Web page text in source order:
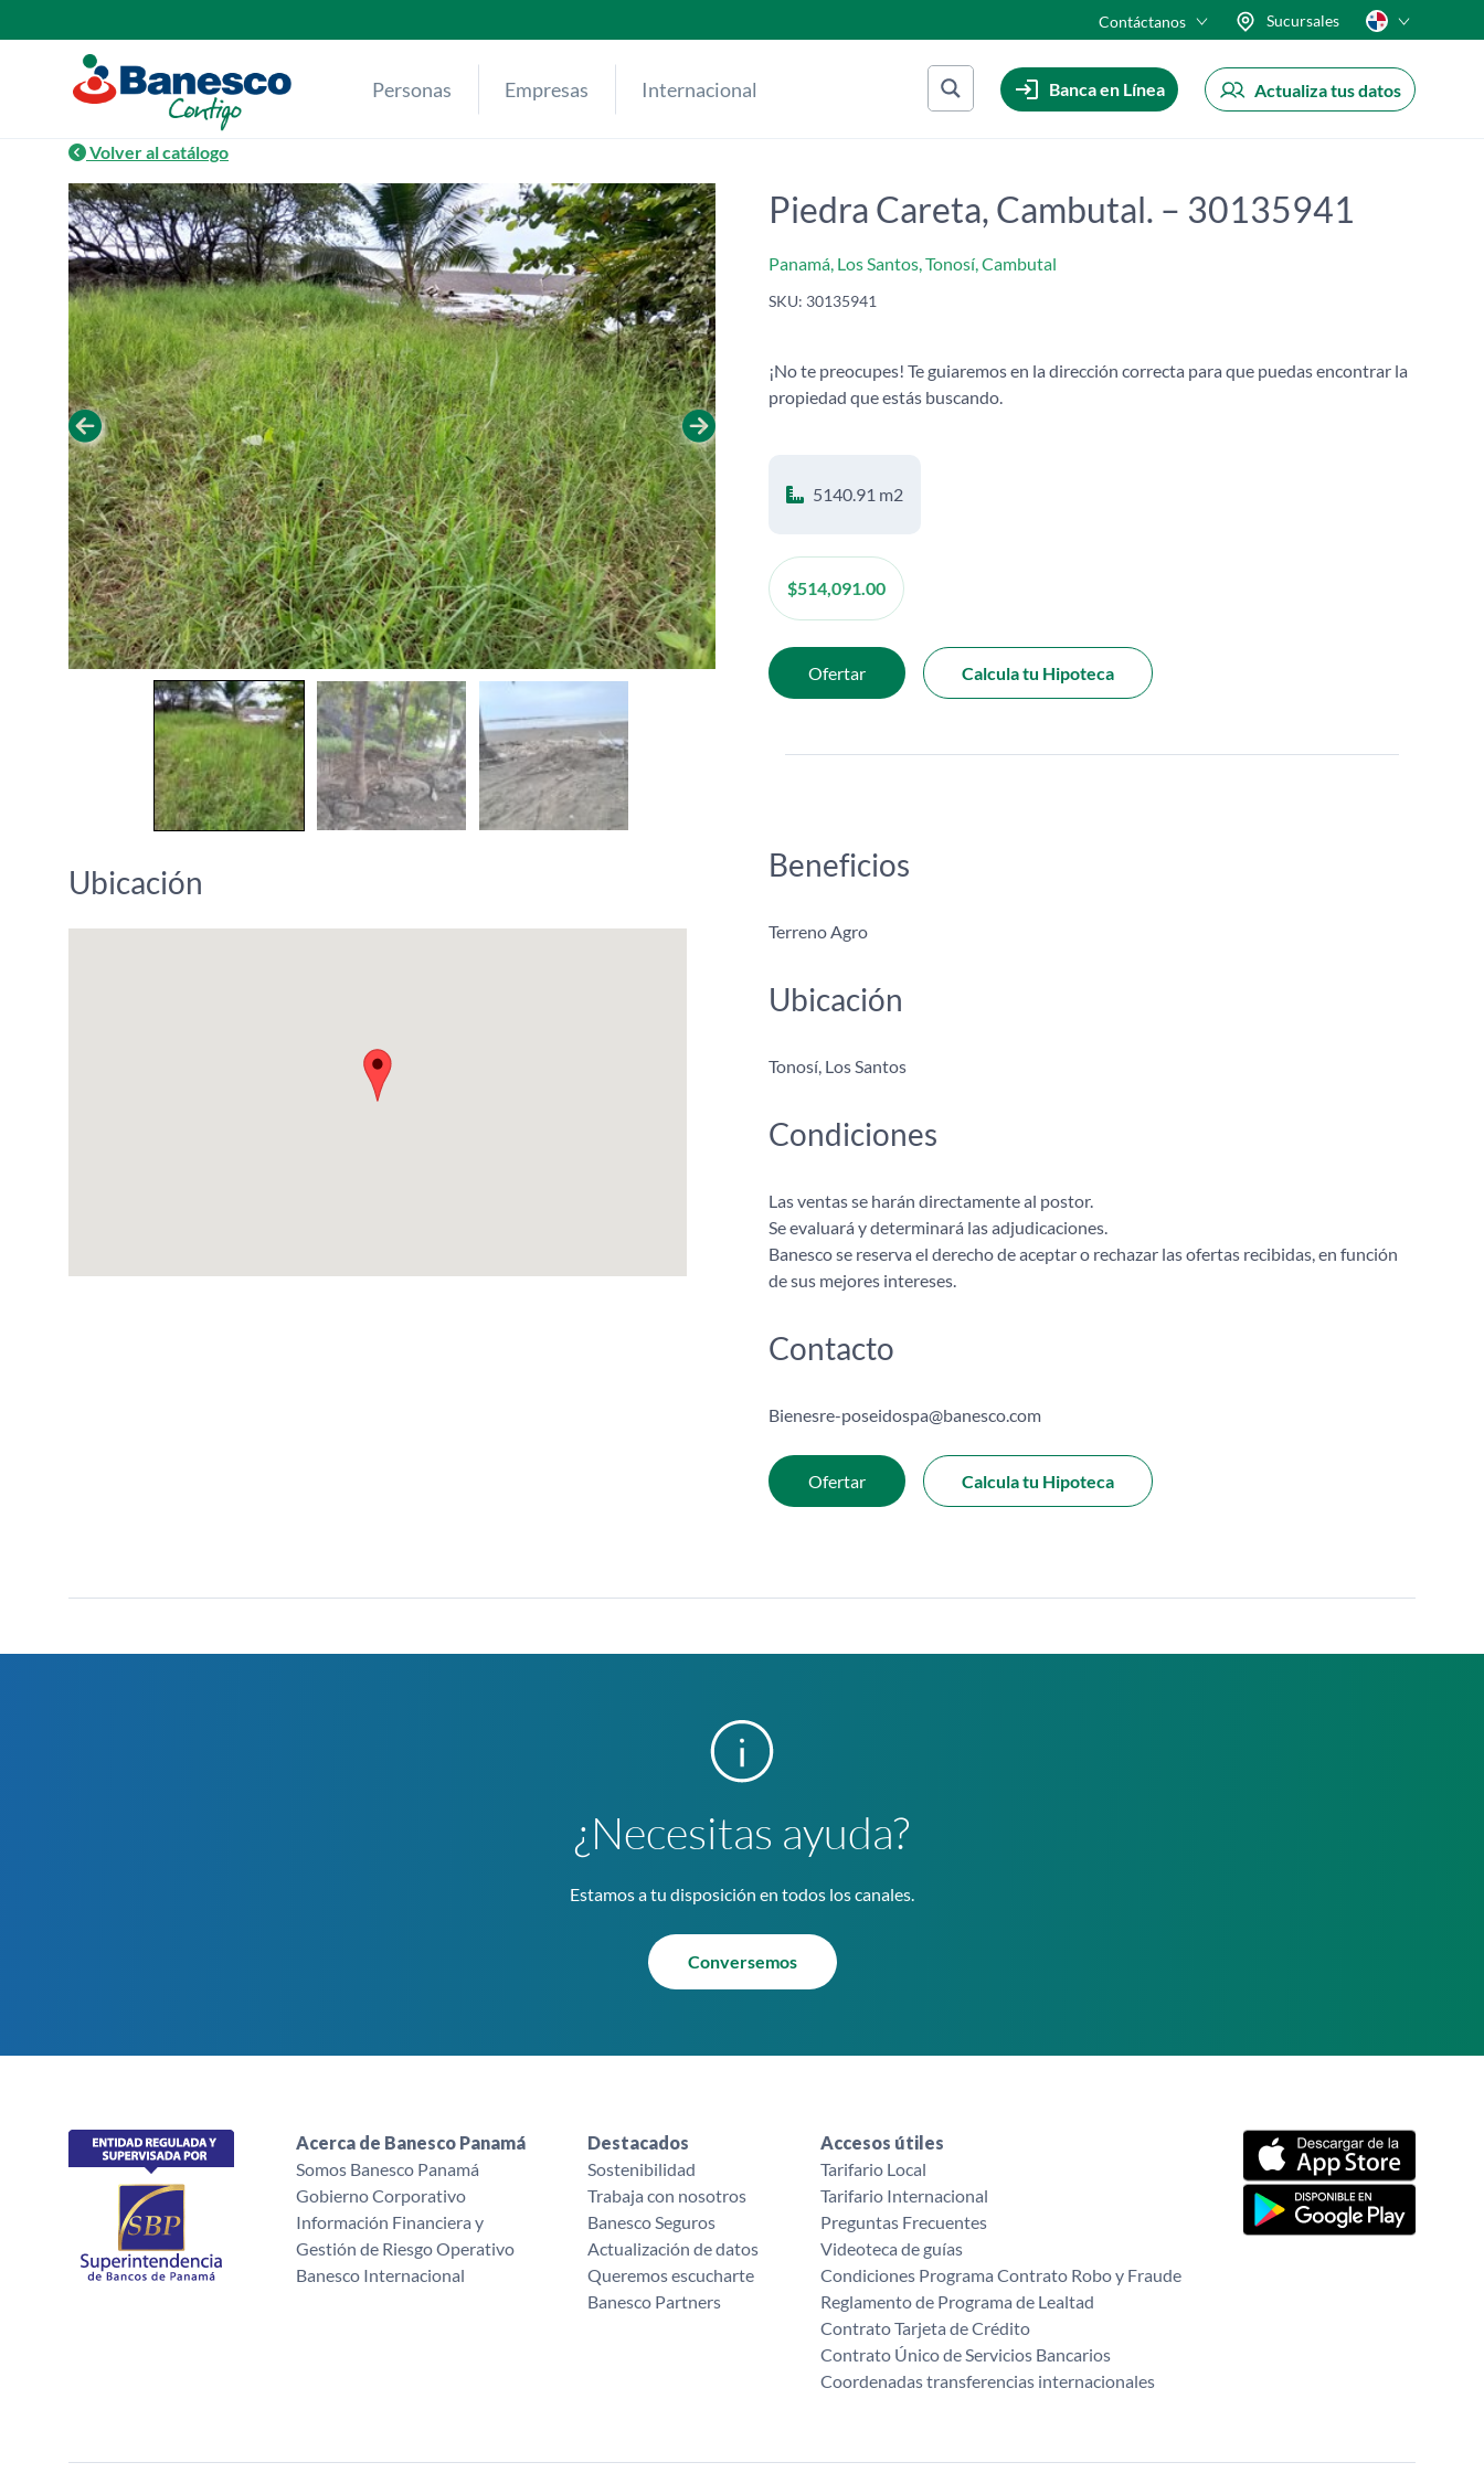
content
Contáctanos Sucursales
Personas Empresas Internacional Banca en Línea Actualiza tus datos
Volver al catálogo
Piedra Careta, Cambutal. – 30135941
Panamá, Los Santos, Tonosí, Cambutal
SKU: 30135941
¡No te preocupes! Te guiaremos en la dirección correcta para que puedas encontrar la
propiedad que estás buscando.
5140.91 m2
$514,091.00
Ofertar Calcula tu Hipoteca
Beneficios
Terreno Agro
Ubicación
Tonosí, Los Santos
Condiciones
Las ventas se harán directamente al postor.
Se evaluará y determinará las adjudicaciones.
Banesco se reserva el derecho de aceptar o rechazar las ofertas recibidas, en función
de sus mejores intereses.
Contacto
Bienesre-poseidospa@banesco.com
Ofertar Calcula tu Hipoteca
Ubicación
¿Necesitas ayuda?
Estamos a tu disposición en todos los canales.
Conversemos
Acerca de Banesco Panamá
Somos Banesco Panamá
Gobierno Corporativo
Información Financiera y
Gestión de Riesgo Operativo
Banesco Internacional
Destacados
Sostenibilidad
Trabaja con nosotros
Banesco Seguros
Actualización de datos
Queremos escucharte ‌
Banesco Partners
Accesos útiles
Tarifario Local
Tarifario Internacional
Preguntas Frecuentes
Videoteca de guías
Condiciones Programa Contrato Robo y Fraude
Reglamento de Programa de Lealtad
Contrato Tarjeta de Crédito
Contrato Único de Servicios Bancarios
Coordenadas transferencias internacionales